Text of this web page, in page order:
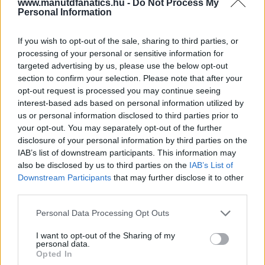
www.manutdfanatics.hu - Do Not Process My
Personal Information
If you wish to opt-out of the sale, sharing to third parties, or
processing of your personal or sensitive information for
targeted advertising by us, please use the below opt-out
section to confirm your selection. Please note that after your
opt-out request is processed you may continue seeing
interest-based ads based on personal information utilized by
us or personal information disclosed to third parties prior to
your opt-out. You may separately opt-out of the further
disclosure of your personal information by third parties on the
IAB’s list of downstream participants. This information may
also be disclosed by us to third parties on the IAB’s List of
Downstream Participants that may further disclose it to other
Please note that this website/app uses one or more Google
not limited to your visit or usage behaviour. You may click to
grant or deny consent to Google and its third-party tags to
use your data for below specified purposes in below Google
Personal Data Processing Opt Outs
I want to opt-out of the Sharing of my
personal data.
Opted In
Paris Saint-Germainvs
Manchester United
Felkészülési szezon 4. mérkőzés
Nya Ullevi, Göteborg
2026-08-08 17:00
Leeds UnitedvsManchester United2026-08-12 20:30
AC MilanvsManchester United2026-08-15 18:00
ELŐZŐ MÉRKŐZÉSEK
Támogatás